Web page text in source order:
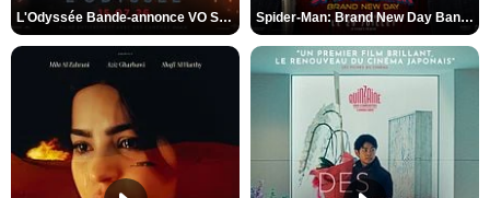
L'Odyssée Bande-annonce VO STFR Spider-Man: Brand New Day Bande-annonce VO STFR